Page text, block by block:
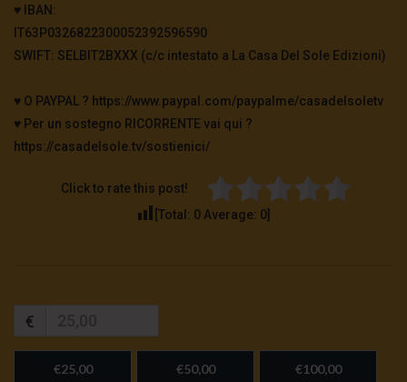
♥️ IBAN:
IT63P0326822300052392596590
SWIFT: SELBIT2BXXX (c/c intestato a La Casa Del Sole Edizioni)
♥️ O PAYPAL ? https://www.paypal.com/paypalme/casadelsoletv
♥️ Per un sostegno RICORRENTE vai qui ?
https://casadelsole.tv/sostienici/
Click to rate this post!
[Total: 0 Average: 0
€
€25,00 €50,00 €100,00